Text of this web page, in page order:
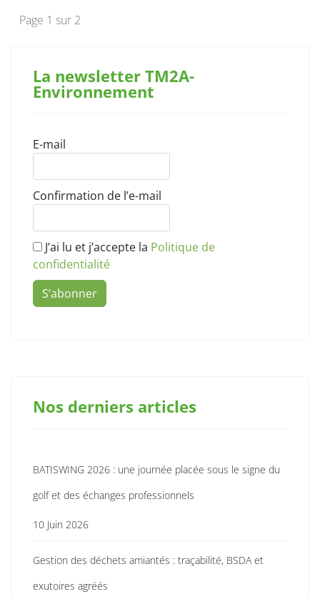
Page 1 sur 2
La newsletter TM2A-
Environnement
E-mail
Confirmation de l’e-mail
J’ai lu et j’accepte la Politique de
confidentialité
S’abonner
Nos derniers articles
BATISWING 2026 : une journée placée sous le signe du
golf et des échanges professionnels
10 Juin 2026
Gestion des déchets amiantés : traçabilité, BSDA et
exutoires agréés